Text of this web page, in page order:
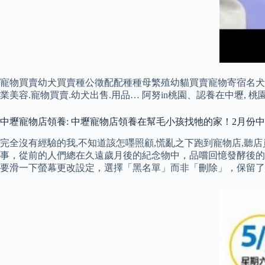
寵物買賣幼犬買賣種公徵配配種種母繁殖幼貓買賣寵物寄宿
業美容.寵物買賣.幼犬出售.用品… 阿努in桃園、認養在中壢, 桃
中壢寵物店領養: 中壢寵物店領養在幫毛小孩找牠的家！2月份
完全沒有經驗的我,不知道該怎嚜照顧,慌亂之下跑到寵物店,聽
事，從前的人們總在久遠歲月後的紀念物中，品嚐回憶發酵後
要滑一下螢幕更改設定，選擇「黑名單」而非「刪除」，保留